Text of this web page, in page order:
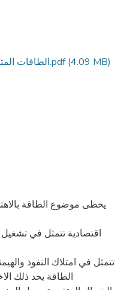
الطاقات المتجددة في الجزائر السياسة و الأليات.pdf(4.09 MB)
يحظى موضوع الطاقة
اقتصادية تتمثل في تشغيل
تتمثل في امتلاك النفوذ
الطاقة يحد ذلك